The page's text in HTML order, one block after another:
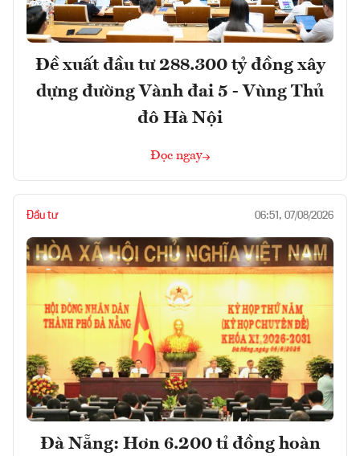
Đề xuất đầu tư 288.300 tỷ đồng xây
dựng đường Vành đai 5 - Vùng Thủ
đô Hà Nội
Đọc ngay
Đầu tư 06:51, 07/08/2026
Đà Nẵng: Hơn 6.200 tỉ đồng hoàn